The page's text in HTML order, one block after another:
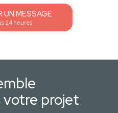
UN MESSAGE
24 heures
votre projet